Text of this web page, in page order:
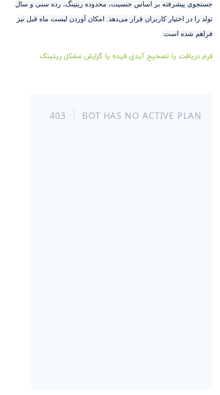
جستجوی پیشرفته بر اساس جنسیت، محدوده ریتینگ، رده سنی و سال
تولد را در اختیار کاربران قرار می‌دهد. امکان آوردن لیست ماه قبل نیز
فراهم شده است.
فرم دریافت یا تصحیح آیدی فیده یا گزارش مشکل ریتینگ